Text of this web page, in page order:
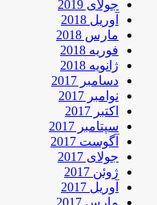
جولای 2019
آوریل 2018
مارس 2018
فوریه 2018
ژانویه 2018
دسامبر 2017
نوامبر 2017
اکتبر 2017
سپتامبر 2017
آگوست 2017
جولای 2017
ژوئن 2017
آوریل 2017
مارس 2017